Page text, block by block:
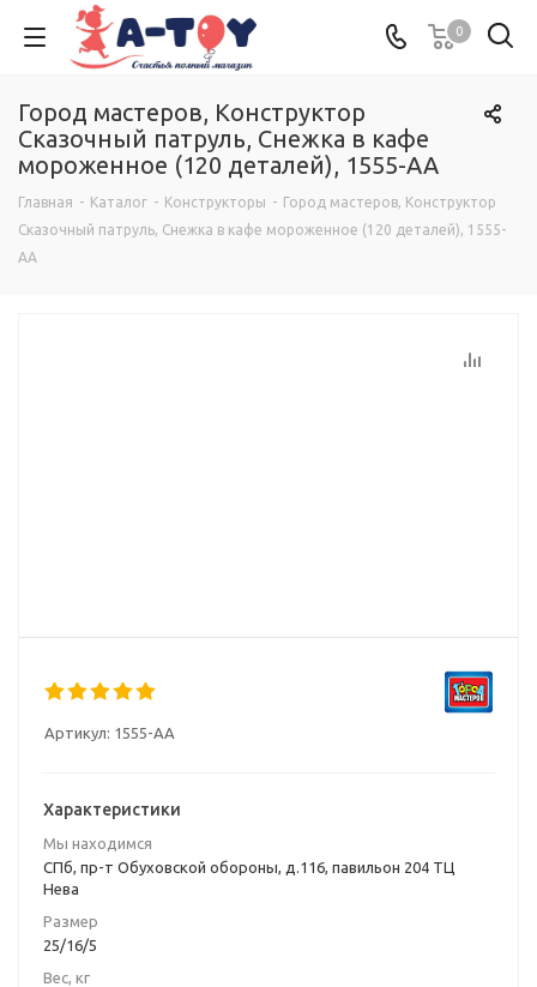
0
Город мастеров, Конструктор
Сказочный патруль, Снежка в кафе
мороженное (120 деталей), 1555-AA
Главная - Каталог - Конструкторы - Город мастеров, Конструктор
Сказочный патруль, Снежка в кафе мороженное (120 деталей), 1555-
AA
Артикул: 1555-AA
Характеристики
Мы находимся
СПб, пр-т Обуховской обороны, д.116, павильон 204 ТЦ
Нева
Размер
25/16/5
Вес, кг